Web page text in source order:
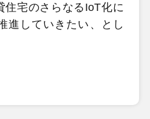
住宅のさらなるIoT化に
進していきたい、とし